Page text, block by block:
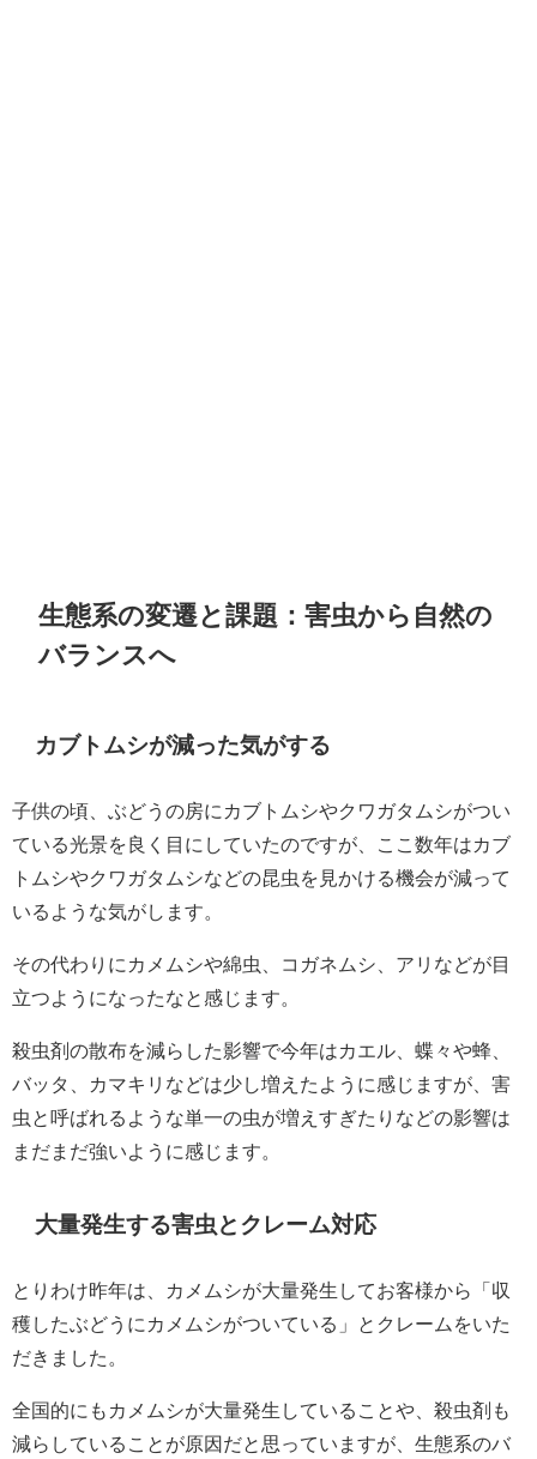
生態系の変遷と課題：害虫から自然の
バランスへ
カブトムシが減った気がする
子供の頃、ぶどうの房にカブトムシやクワガタムシがつい
ている光景を良く目にしていたのですが、ここ数年はカブ
トムシやクワガタムシなどの昆虫を見かける機会が減って
いるような気がします。
その代わりにカメムシや綿虫、コガネムシ、アリなどが目
立つようになったなと感じます。
殺虫剤の散布を減らした影響で今年はカエル、蝶々や蜂、
バッタ、カマキリなどは少し増えたように感じますが、害
虫と呼ばれるような単一の虫が増えすぎたりなどの影響は
まだまだ強いように感じます。
大量発生する害虫とクレーム対応
とりわけ昨年は、カメムシが大量発生してお客様から「収
穫したぶどうにカメムシがついている」とクレームをいた
だきました。
全国的にもカメムシが大量発生していることや、殺虫剤も
減らしていることが原因だと思っていますが、生態系のバ